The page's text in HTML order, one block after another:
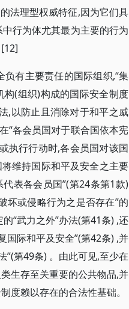
法理型权威特征,因为它们具
行为体尤其最为主要的行为
有主要责任的国际组织,“集
(组织)构成的国际安全制度
,以防止且消除对于和平之威
“各会员国对于联合国依本宪
执行行动时,各会员国对该国
维持国际和平及安全之主要
表各会员国”(第24条第1款)
坏或侵略行为之是否存在”的
“武力之外”办法(第41条) ,还
国际和平及安全”(第42条) ,并
”(第49条) 。由此可见,至少在
生存至关重要的公共物品,并
度赖以存在的合法性基础。